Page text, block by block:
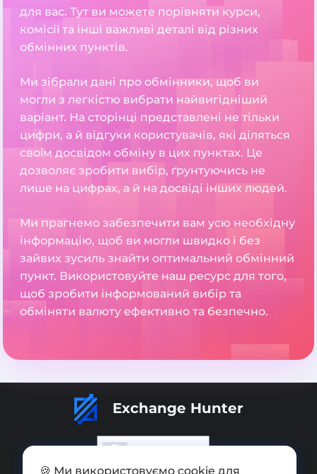
для вас. Тут ви можете порівняти курси,
комісії та інші важливі деталі від різних
обмінних пунктів.
Ми зібрали дані про обмінники, щоб ви
могли з легкістю вибрати найвигідніший
варіант. На сторінці представлені не тільки
цифри, а й відгуки користувачів, які діляться
своїм досвідом обміну в цих пунктах. Це
дозволяє зробити вибір, ґрунтуючись не
лише на цифрах, а й на досвіді інших людей.
Ми прагнемо забезпечити вам усю необхідну
інформацію, щоб ви могли швидко і без
зайвих зусиль знайти оптимальний обмінний
пункт. Використовуйте наш ресурс для того,
щоб зробити інформований вибір та
обміняти валюту ефективно та безпечно.
Exchange Hunter
🍪 Ми використовуємо cookie для